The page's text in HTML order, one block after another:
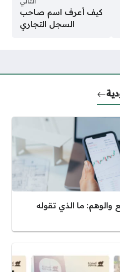
كيف أعرف اسم صاحب
السجل التجاري
والوهم: ما الذي تقوله